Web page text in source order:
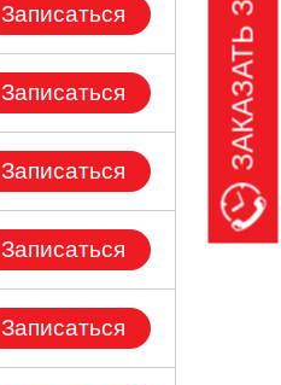
Записаться
Записаться
Записаться
Записаться
Записаться